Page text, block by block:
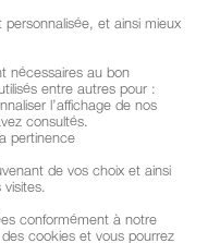
et ainsi mieux
nécessaires au bon
entre autres pour :
l’affichage de nos
consultés.
pertinence
de vos choix et ainsi
conformément à notre
cookies et vous pourrez